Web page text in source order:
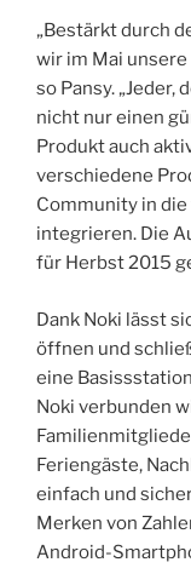
„Bestärkt durch
wir im Mai
so Pansy.
nicht nur einen
Produkt auch
verschiedene
Community in
integrieren. Die
für Herbst 2015
Dank Noki lässt
öffnen und
eine
Noki verbunden
Feriengäste,
einfach und
Merken von
Android-